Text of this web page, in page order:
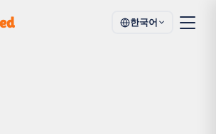
한국어